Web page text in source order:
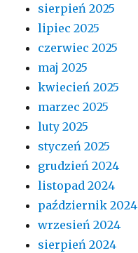
sierpień 2025
lipiec 2025
czerwiec 2025
maj 2025
kwiecień 2025
marzec 2025
luty 2025
styczeń 2025
grudzień 2024
listopad 2024
październik 2024
wrzesień 2024
sierpień 2024